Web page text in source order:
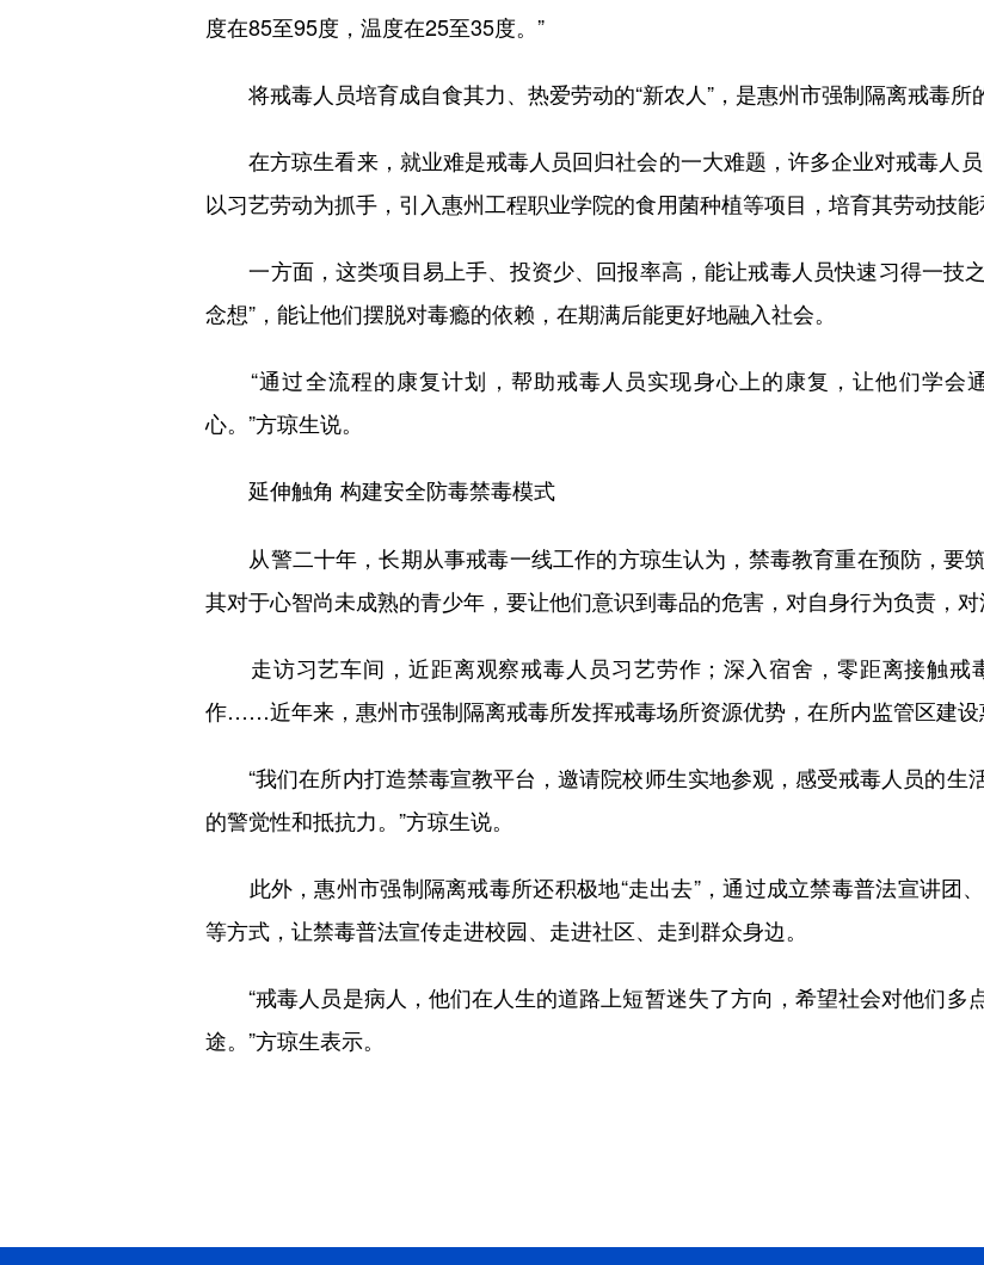
度在85至95度，温度在25至35度。”
将戒毒人员培育成自食其力、热爱劳动的“新农人”，是惠州市强制隔离戒毒所
在方琼生看来，就业难是戒毒人员回归社会的一大难题，许多企业对戒毒人
以习艺劳动为抓手，引入惠州工程职业学院的食用菌种植等项目，培育其劳动技能
一方面，这类项目易上手、投资少、回报率高，能让戒毒人员快速习得一技之
念想”，能让他们摆脱对毒瘾的依赖，在期满后能更好地融入社会。
“通过全流程的康复计划，帮助戒毒人员实现身心上的康复，让他们学会
心。”方琼生说。
延伸触角 构建安全防毒禁毒模式
从警二十年，长期从事戒毒一线工作的方琼生认为，禁毒教育重在预防，要
其对于心智尚未成熟的青少年，要让他们意识到毒品的危害，对自身行为负责，对
走访习艺车间，近距离观察戒毒人员习艺劳作；深入宿舍，零距离接触戒
作……近年来，惠州市强制隔离戒毒所发挥戒毒场所资源优势，在所内监管区建设
“我们在所内打造禁毒宣教平台，邀请院校师生实地参观，感受戒毒人员的生
的警觉性和抵抗力。”方琼生说。
此外，惠州市强制隔离戒毒所还积极地“走出去”，通过成立禁毒普法宣讲团
等方式，让禁毒普法宣传走进校园、走进社区、走到群众身边。
“戒毒人员是病人，他们在人生的道路上短暂迷失了方向，希望社会对他们多
途。”方琼生表示。